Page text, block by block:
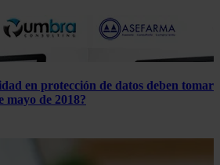
en protección de datos deben tomar
mayo de 2018?